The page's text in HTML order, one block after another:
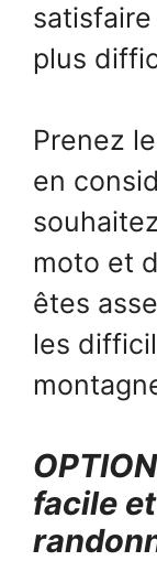
plus
Prenez
en
moto et
êtes
les
facile